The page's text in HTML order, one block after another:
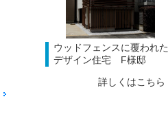
ウッドフェンスに覆われた
デザイン住宅 F様邸
詳しくはこちら